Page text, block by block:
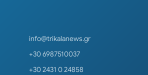
info@trikalanews.gr
+30 6987510037
+30 2431 0 24858